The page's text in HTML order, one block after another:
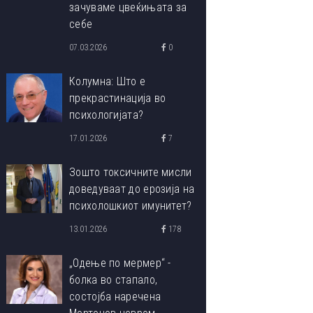
зачуваме цвеќињата за
себе
07.03.2026 0
Колумна: Што е
прекрастинација во
психологијата?
17.01.2026 7
Зошто токсичните мисли
доведуваат до ерозија на
психолошкиот имунитет?
13.01.2026 178
„Одење по мермер“ -
болка во стапало,
состојба наречена